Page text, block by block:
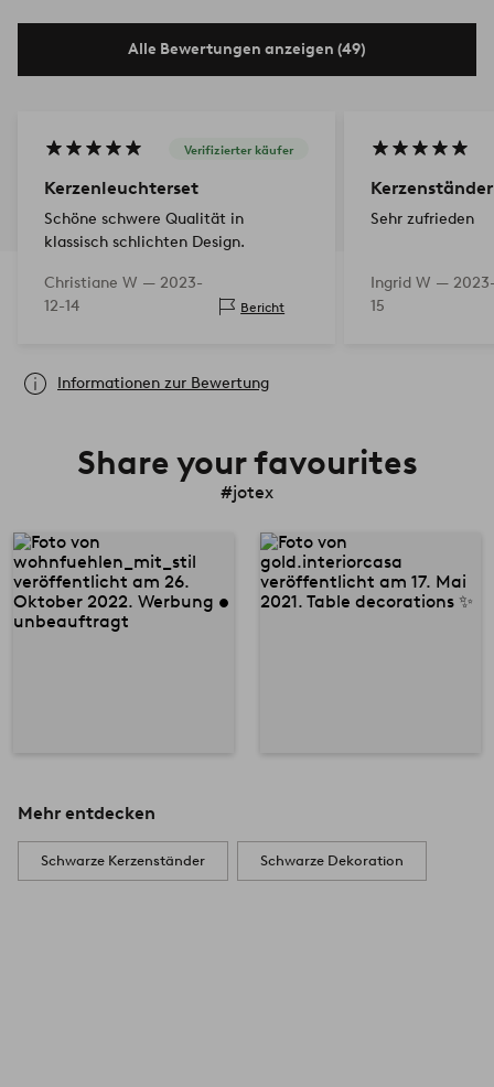
Alle Bewertungen anzeigen (49)
Verifizierter käufer
Kerzenleuchterset
Schöne schwere Qualität in
klassisch schlichten Design.
Christiane W — 2023-
12-14
Bericht
Kerzenständer
Sehr zufrieden
Ingrid W —
15
Informationen zur Bewertung
Share your favourites
#jotex
Mehr entdecken
Schwarze Kerzenständer Schwarze Dekoration